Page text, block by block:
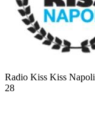
Radio Kiss Kiss Napoli
28